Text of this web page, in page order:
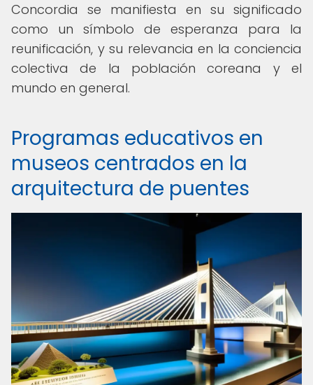
Concordia se manifiesta en su significado
como un símbolo de esperanza para la
reunificación, y su relevancia en la conciencia
colectiva de la población coreana y el
mundo en general.
Programas educativos en
museos centrados en la
arquitectura de puentes